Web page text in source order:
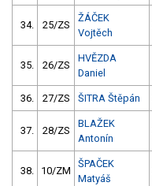
34. 25/ZS
ŽÁČEK
Vojtěch
35. 26/ZS
HVĚZDA
Daniel
36. 27/ZS ŠITRA Štěpán
37. 28/ZS
BLAŽEK
Antonín
38. 10/ZM
ŠPAČEK
Matyáš